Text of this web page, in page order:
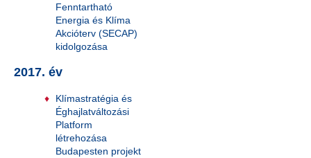
Fenntartható
Energia és Klíma
Akcióterv (SECAP)
kidolgozása
2017. év
Klímastratégia és
Éghajlatváltozási
Platform
létrehozása
Budapesten projekt